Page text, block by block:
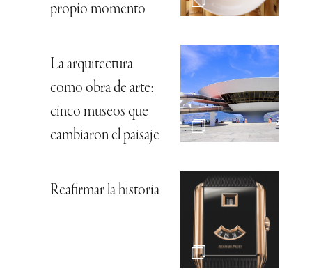
propio momento
La arquitectura
como obra de arte:
cinco museos que
cambiaron el paisaje
Reafirmar la historia